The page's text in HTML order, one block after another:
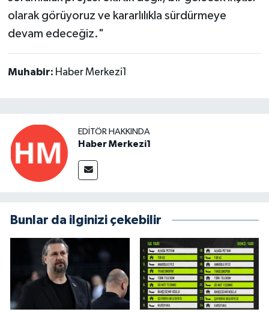
olarak görüyoruz ve kararlılıkla sürdürmeye
devam edeceğiz."
Muhabir: Haber Merkezi1
EDITÖR HAKKINDA
Haber Merkezi1
Bunlar da ilginizi çekebilir